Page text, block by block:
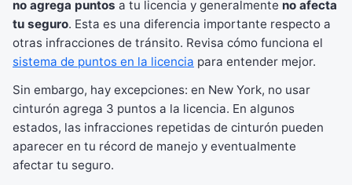
no agrega puntos a tu licencia y generalmente no afecta
tu seguro. Esta es una diferencia importante respecto a
otras infracciones de tránsito. Revisa cómo funciona el
sistema de puntos en la licencia para entender mejor.
Sin embargo, hay excepciones: en New York, no usar
cinturón agrega 3 puntos a la licencia. En algunos
estados, las infracciones repetidas de cinturón pueden
aparecer en tu récord de manejo y eventualmente
afectar tu seguro.